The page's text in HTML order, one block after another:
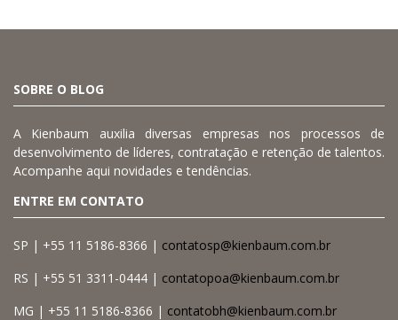
SOBRE O BLOG
A Kienbaum auxilia diversas empresas nos processos de
desenvolvimento de líderes, contratação e retenção de talentos.
Acompanhe aqui novidades e tendências.
ENTRE EM CONTATO
SP | +55 11 5186-8366 | contatosp@kienbaum.com.br
RS | +55 51 3311-0444 | contatopoa@kienbaum.com.br
MG | +55 11 5186-8366 | contatobh@kienbaum.com.br